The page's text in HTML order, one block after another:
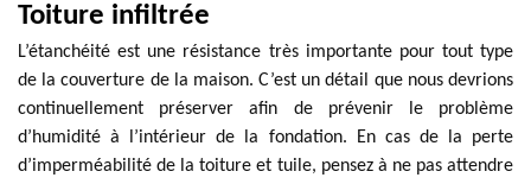
Toiture infiltrée
L’étanchéité est une résistance très importante pour tout type
de la couverture de la maison. C’est un détail que nous devrions
continuellement préserver afin de prévenir le problème
d’humidité à l’intérieur de la fondation. En cas de la perte
d’imperméabilité de la toiture et tuile, pensez à ne pas attendre